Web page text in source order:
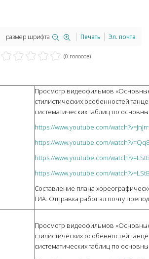
размер шрифта Печать Эл. почта
(0 голосов)
Просмотр видеофильмов
стилистических особенностей
систематических таблиц по
https://www.youtube.com/
https://www.youtube.com/
https://www.youtube.com/
https://www.youtube.com/
Составление плана
ГИА. Отправка работ эл.почту
Просмотр видеофильмов
стилистических особенностей
систематических таблиц по